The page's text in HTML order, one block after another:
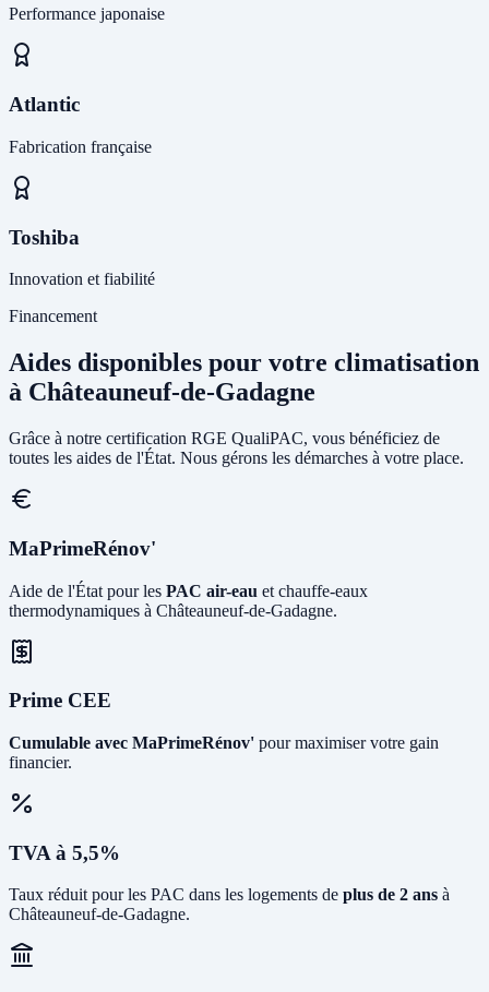
Performance japonaise
Atlantic
Fabrication française
Toshiba
Innovation et fiabilité
Financement
Aides disponibles pour votre climatisation
à Châteauneuf-de-Gadagne
Grâce à notre certification RGE QualiPAC, vous bénéficiez de
toutes les aides de l'État. Nous gérons les démarches à votre place.
MaPrimeRénov'
Aide de l'État pour les PAC air-eau et chauffe-eaux
thermodynamiques à Châteauneuf-de-Gadagne.
Prime CEE
Cumulable avec MaPrimeRénov' pour maximiser votre gain
financier.
TVA à 5,5%
Taux réduit pour les PAC dans les logements de plus de 2 ans à
Châteauneuf-de-Gadagne.